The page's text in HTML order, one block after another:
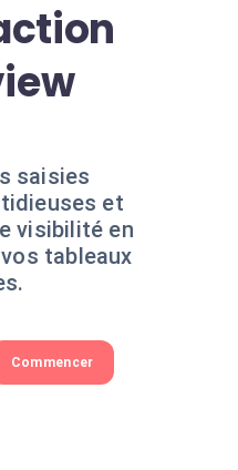
saisies
et
visibilité en
tableaux
Commencer